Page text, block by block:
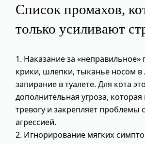
Список промахов,
только усиливают
1. Наказание за «неправильное»
крики, шлепки, тыканье носом в
запирание в туалете. Для кота
дополнительная угроза,
тревогу и закрепляет проблемы
агрессией.
2. Игнорирование мягких